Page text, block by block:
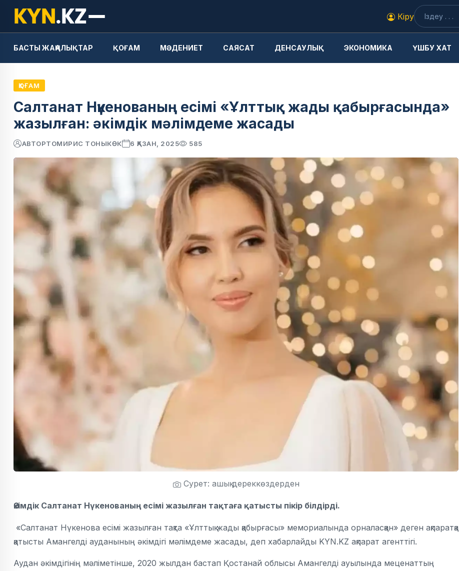
Кіру
БАСТЫ ЖАҢАЛЫҚТАР ҚОҒАМ МӘДЕНИЕТ САЯСАТ ДЕНСАУЛЫҚ ЭКОНОМИКА ҮШБУ ХАТ
ҚОҒАМ
Салтанат Нүкенованың есімі «Ұлттық жады қабырғасында»
жазылған: әкімдік мәлімдеме жасады
АВТОРТОМИРИС ТОНЫКӨК 6 ҚАЗАН, 2025 585
Сурет: ашық дереккөздерден
Әкімдік Салтанат Нүкенованың есімі жазылған тақтаға қатысты пікір білдірді.
«Салтанат Нүкенова есімі жазылған тақта «Ұлттық жады қабырғасы» мемориалында орналасқан» деген ақпаратқа
қатысты Амангелді ауданының әкімдігі мәлімдеме жасады, деп хабарлайды KYN.KZ ақпарат агенттігі.
Аудан әкімдігінің мәліметінше, 2020 жылдан бастап Қостанай облысы Амангелді ауылында меценаттың